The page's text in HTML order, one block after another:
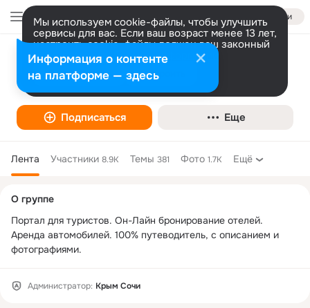
Войти
Мы используем cookie-файлы, чтобы улучшить
сервисы для вас. Если ваш возраст менее 13 лет,
настроить cookie-файлы должен ваш законный
представитель. Больше информации
Разрешить все Настроить
КРЫМ-СОЧИ.РФ -бронирование отелей
на Черном море
Подписаться Еще
Лента Участники 8.9K Темы 381 Фото 1.7K Ещё
колонка
О группе
Портал для туристов. Он-Лайн бронирование отелей.
Аренда автомобилей. 100% путеводитель, с описанием и
фотографиями.
Администратор: Крым Сочи
Информация о контенте
на платформе — здесь